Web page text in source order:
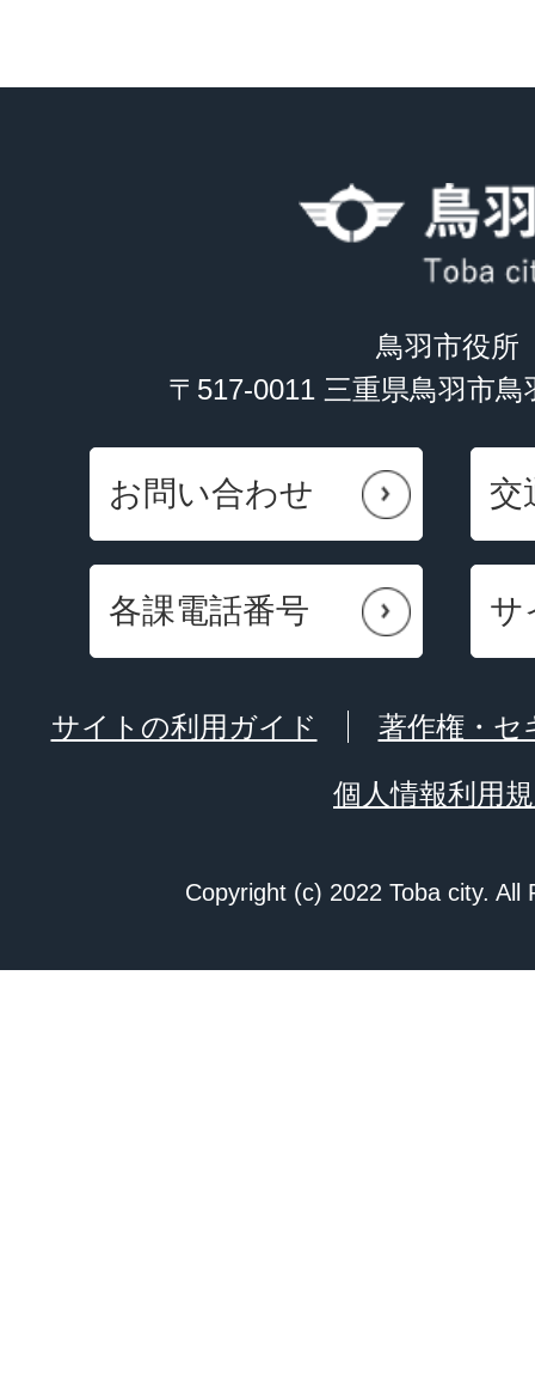
鳥羽市役所
〒517-0011 三重県鳥羽市
お問い合わせ 交
各課電話番号 サ
サイトの利用ガイド 著作権・セ
個人情報利用
Copyright (c) 2022 Toba city. All